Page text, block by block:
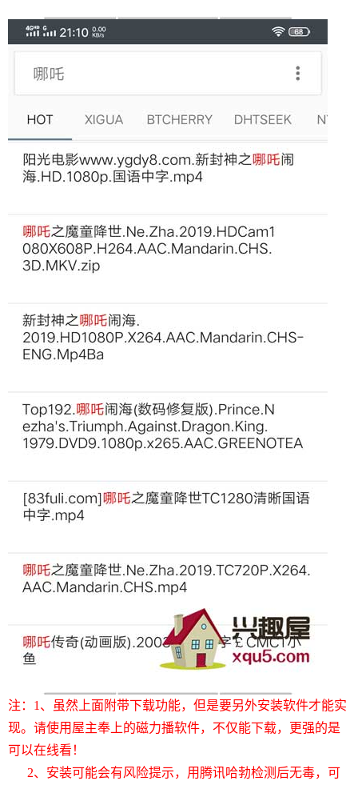
注：1、虽然上面附带下载功能，但是要另外安装软件才能实
现。请使用屋主奉上的磁力播软件，不仅能下载，更强的是
可以在线看！
2、安装可能会有风险提示，用腾讯哈勃检测后无毒，可